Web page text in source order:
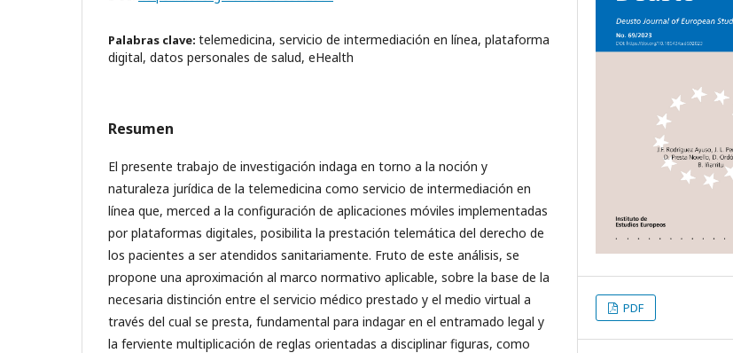
Palabras clave: telemedicina, servicio de intermediación en línea, plataforma
digital, datos personales de salud, eHealth
Resumen
El presente trabajo de investigación indaga en torno a la noción y
naturaleza jurídica de la telemedicina como servicio de intermediación en
línea que, merced a la configuración de aplicaciones móviles implementadas
por plataformas digitales, posibilita la prestación telemática del derecho de
los pacientes a ser atendidos sanitariamente. Fruto de este análisis, se
propone una aproximación al marco normativo aplicable, sobre la base de la
necesaria distinción entre el servicio médico prestado y el medio virtual a
través del cual se presta, fundamental para indagar en el entramado legal y
la ferviente multiplicación de reglas orientadas a disciplinar figuras, como
PDF